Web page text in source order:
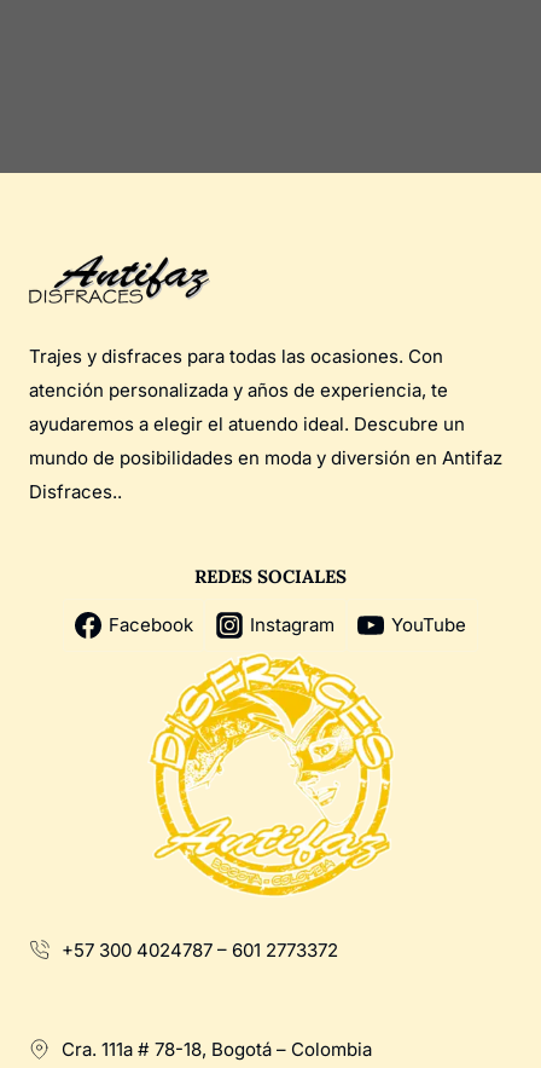
Trajes y disfraces para todas las ocasiones. Con
atención personalizada y años de experiencia, te
ayudaremos a elegir el atuendo ideal. Descubre un
mundo de posibilidades en moda y diversión en Antifaz
Disfraces..
REDES SOCIALES
Facebook Instagram YouTube
+57 300 4024787 – 601 2773372
Cra. 111a # 78-18, Bogotá – Colombia